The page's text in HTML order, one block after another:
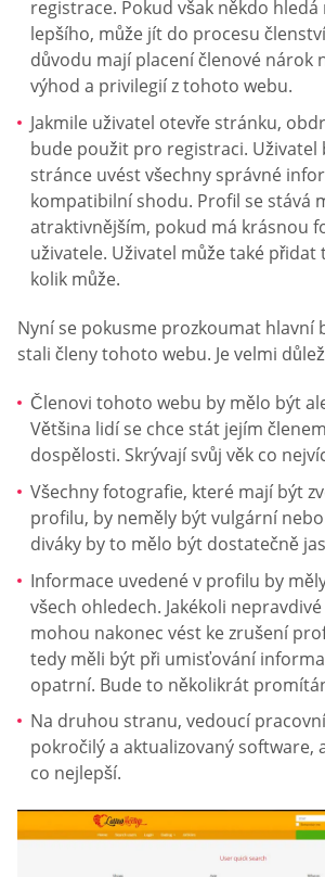
registrace. Pokud však někdo hledá
lepšího, může jít do procesu
důvodu mají placení členové nárok
výhod a privilegií z tohoto webu.
Jakmile uživatel otevře stránku,
bude použit pro registraci. Uživatel
stránce uvést všechny správné
kompatibilní shodu. Profil se stává
atraktivnějším, pokud má krásnou
uživatele. Uživatel může také přidat
kolik může.
Nyní se pokusme prozkoumat hlavní
stali členy tohoto webu. Je velmi
Členovi tohoto webu by mělo být
Většina lidí se chce stát jejím
dospělosti. Skrývají svůj věk co
Všechny fotografie, které mají být
profilu, by neměly být vulgární
diváky by to mělo být dostatečně
Informace uvedené v profilu by
všech ohledech. Jakékoli
mohou nakonec vést ke zrušení
tedy měli být při umisťování
opatrní. Bude to několikrát
Na druhou stranu, vedoucí
pokročilý a aktualizovaný software,
co nejlepší.